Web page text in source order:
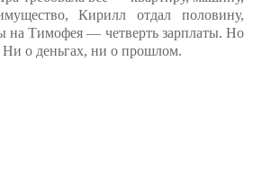
Кирилл отдал половину,
на Тимофея — четверть зарплаты. Но
о деньгах, ни о прошлом.